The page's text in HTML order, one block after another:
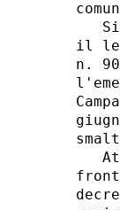
il
n.